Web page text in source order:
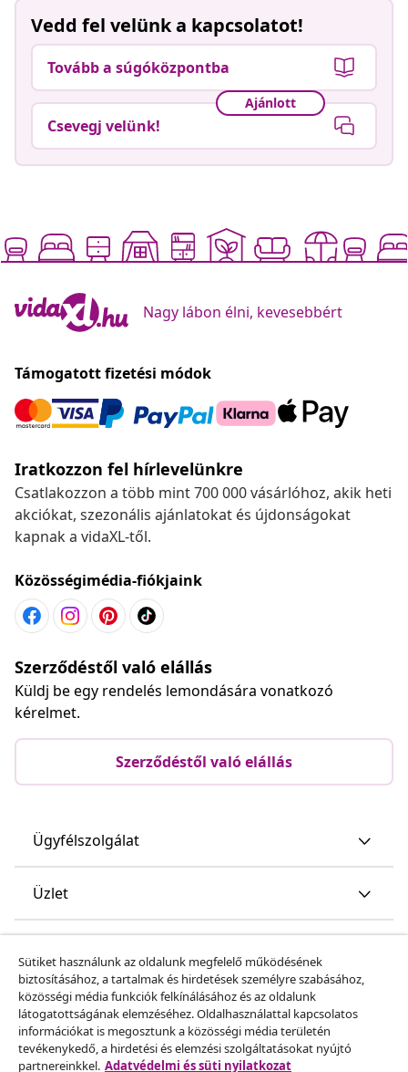
Vedd fel velünk a kapcsolatot!
Tovább a súgóközpontba
Ajánlott
Csevegj velünk!
Nagy lábon élni, kevesebbért
Támogatott fizetési módok
Iratkozzon fel hírlevelünkre
Csatlakozzon a több mint 700 000 vásárlóhoz, akik heti
akciókat, szezonális ajánlatokat és újdonságokat
kapnak a vidaXL-től.
Közösségimédia-fiókjaink
Szerződéstől való elállás
Küldj be egy rendelés lemondására vonatkozó
kérelmet.
Szerződéstől való elállás
Ügyfélszolgálat
Üzlet
Fedezz fel többet
Sütiket használunk az oldalunk megfelelő működésének
biztosításához, a tartalmak és hirdetések személyre szabásához,
közösségi média funkciók felkínálásához és az oldalunk
látogatottságának elemzéséhez. Oldalhasználattal kapcsolatos
információkat is megosztunk a közösségi média területén
tevékenykedő, a hirdetési és elemzési szolgáltatásokat nyújtó
partnereinkkel. Adatvédelmi és süti nyilatkozat